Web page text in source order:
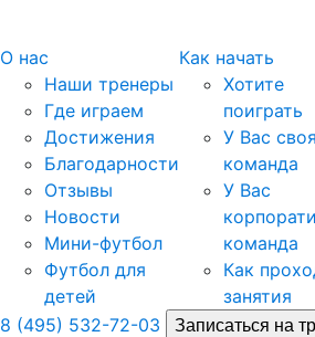
О нас
Наши тренеры
Где играем
Достижения
Благодарности
Отзывы
Новости
Мини-футбол
Футбол для
детей
Как начать
Хотите
поиграть
У Вас своя
команда
У Вас
команда
Как
занятия
8 (495) 532-72-03 Записаться на